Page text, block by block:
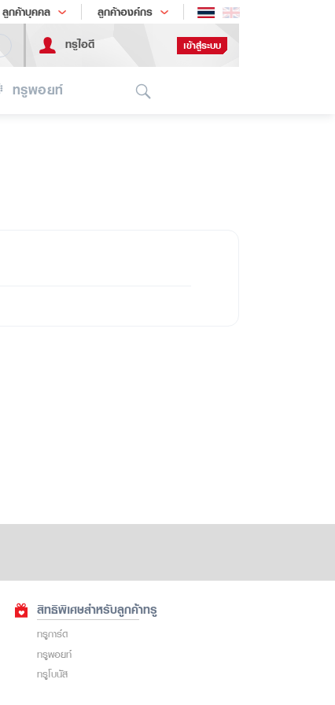
ลูกค้าบุคคล ลูกค้าองค์กร
เทรนด์เทคโนโลยี
ทรูไอดี เข้าสู่ระบบ
ทรูพอยท์
สิทธิพิเศษสำหรับลูกค้าทรู
ทรูการ์ด
ทรูพอยท์
ทรูโบนัส